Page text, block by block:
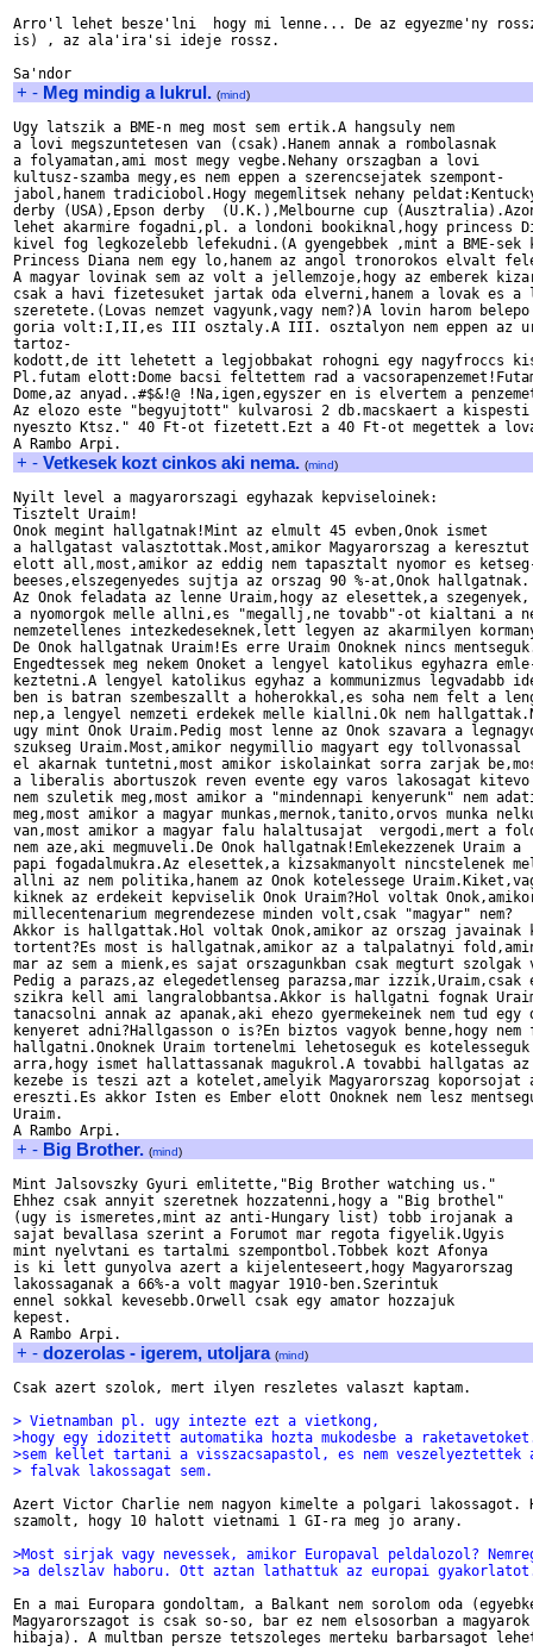
Arro'l lehet besze'lni  hogy mi lenne... De az egyezme'ny
is) , az ala'ira'si ideje rossz.
+ - Meg mindig a lukrul. (mind)
Ugy latszik a BME-n meg most sem ertik.A hangsuly nem
a lovi megszuntetesen van (csak).Hanem annak a rombolasnak
a folyamatan,ami most megy vegbe.Nehany orszagban a lovi
kultusz-szamba megy,es nem eppen a szerencsejatek szempont-
jabol,hanem tradiciobol.Hogy megemlitsek nehany
derby (USA),Epson derby  (U.K.),Melbourne cup
lehet akarmire fogadni,pl. a londoni bookiknal,hogy princess
kivel fog legkozelebb lefekudni.(A gyengebbek ,mint a BME-sek
Princess Diana nem egy lo,hanem az angol tronorokos elvalt
A magyar lovinak sem az volt a jellemzoje,hogy az emberek
csak a havi fizetesuket jartak oda elverni,hanem a lovak es a
szeretete.(Lovas nemzet vagyunk,vagy nem?)A lovin harom
goria volt:I,II,es III osztaly.A III. osztalyon nem eppen az
tartoz-
kodott,de itt lehetett a legjobbakat rohogni egy nagyfroccs
Pl.futam elott:Dome bacsi feltettem rad a
Dome,az anyad..#$&!@ !Na,igen,egyszer en is elvertem a
Az elozo este "begyujtott" kulvarosi 2 db.macskaert a
nyeszto Ktsz." 40 Ft-ot fizetett.Ezt a 40 Ft-ot megettek a
+ - Vetkesek kozt cinkos aki nema. (mind)
Nyilt level a magyarorszagi egyhazak kepviseloinek:
Tisztelt Uraim!
Onok megint hallgatnak!Mint az elmult 45 evben,Onok ismet
a hallgatast valasztottak.Most,amikor Magyarorszag a keresztut
elott all,most,amikor az eddig nem tapasztalt nyomor es
beeses,elszegenyedes sujtja az orszag 90 %-at,Onok hallgatnak.
Az Onok feladata az lenne Uraim,hogy az elesettek,a szegenyek,
a nyomorgok melle allni,es "megallj,ne tovabb"-ot kialtani a
nemzetellenes intezkedeseknek,lett legyen az akarmilyen
De Onok hallgatnak Uraim!Es erre Uraim Onoknek nincs
Engedtessek meg nekem Onoket a lengyel katolikus egyhazra
keztetni.A lengyel katolikus egyhaz a kommunizmus legvadabb
ben is batran szembeszallt a hoherokkal,es soha nem felt a
nep,a lengyel nemzeti erdekek melle kiallni.Ok nem
ugy mint Onok Uraim.Pedig most lenne az Onok szavara a
szukseg Uraim.Most,amikor negymillio magyart egy tollvonassal
el akarnak tuntetni,most amikor iskolainkat sorra zarjak
a liberalis abortuszok reven evente egy varos lakosagat kitevo
nem szuletik meg,most amikor a "mindennapi kenyerunk" nem
meg,most amikor a magyar munkas,mernok,tanito,orvos munka
van,most amikor a magyar falu halaltusajat  vergodi,mert a
nem aze,aki megmuveli.De Onok hallgatnak!Emlekezzenek Uraim a
papi fogadalmukra.Az elesettek,a kizsakmanyolt nincstelenek
allni az nem politika,hanem az Onok kotelessege
kiknek az erdekeit kepviselik Onok Uraim?Hol voltak
millecentenarium megrendezese minden volt,csak "magyar" nem?
Akkor is hallgattak.Hol voltak Onok,amikor az orszag javainak
tortent?Es most is hallgatnak,amikor az a talpalatnyi
mar az sem a mienk,es sajat orszagunkban csak megturt szolgak
Pedig a parazs,az elegedetlenseg parazsa,mar izzik,Uraim,csak
szikra kell ami langralobbantsa.Akkor is hallgatni fognak
tanacsolni annak az apanak,aki ehezo gyermekeinek nem tud egy
kenyeret adni?Hallgasson o is?En biztos vagyok benne,hogy nem
hallgatni.Onoknek Uraim tortenelmi lehetoseguk es kotelesseguk
arra,hogy ismet hallattassanak magukrol.A tovabbi hallgatas az
kezebe is teszi azt a kotelet,amelyik Magyarorszag koporsojat
ereszti.Es akkor Isten es Ember elott Onoknek nem lesz
Uraim.
+ - Big Brother. (mind)
Mint Jalsovszky Gyuri emlitette,"Big Brother watching us."
Ehhez csak annyit szeretnek hozzatenni,hogy a "Big brothel"
(ugy is ismeretes,mint az anti-Hungary list) tobb irojanak a
sajat bevallasa szerint a Forumot mar regota figyelik.Ugyis
mint nyelvtani es tartalmi szempontbol.Tobbek kozt Afonya
is ki lett gunyolva azert a kijelenteseert,hogy Magyarorszag
lakossaganak a 66%-a volt magyar 1910-ben.Szerintuk
ennel sokkal kevesebb.Orwell csak egy amator hozzajuk
kepest.
+ - dozerolas - igerem, utoljara (mind)
Csak azert szolok, mert ilyen reszletes valaszt kaptam.
> Vietnamban pl. ugy intezte ezt a vietkong,
>hogy egy idozitett automatika hozta mukodesbe a
>sem kellet tartani a visszacsapastol, es nem veszelyeztettek
> falvak lakossagat sem.
Azert Victor Charlie nem nagyon kimelte a polgari lakossagot.
szamolt, hogy 10 halott vietnami 1 GI-ra meg jo arany.
>Most sirjak vagy nevessek, amikor Europaval peldalozol?
>a delszlav haboru. Ott aztan lathattuk az europai
En a mai Europara gondoltam, a Balkant nem sorolom oda
Magyarorszagot is csak so-so, bar ez nem elsosorban a
hibaja). A multban persze tetszoleges merteku barbarsagot